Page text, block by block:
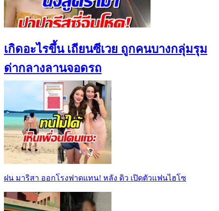
เกิดอะไรขึ้น เถียนซีเวย ถูกคนบางกลุ่มรุม
ด่ากลางลานจอดรถ
ฝน มาริสา ออกโรงฟาดแทน! หลัง ดิว เปิดตัวแฟนไฮโซ